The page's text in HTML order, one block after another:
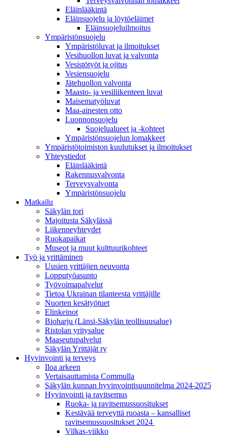
Eläinlääkintä
Eläinsuojelu ja löytöeläimet
Eläinsuojeluilmoitus
Ympäristönsuojelu
Ympäristöluvat ja ilmoitukset
Vesihuollon luvat ja valvonta
Vesistötyöt ja ojitus
Vesiensuojelu
Jätehuollon valvonta
Maasto- ja vesiliikenteen luvat
Maisematyöluvat
Maa-ainesten otto
Luonnonsuojelu
Suojelualueet ja -kohteet
Ympäristönsuojelun lomakkeet
Ympäristötoimiston kuulutukset ja ilmoitukset
Yhteystiedot
Eläinlääkintä
Rakennusvalvonta
Terveysvalvonta
Ympäristönsuojelu
Mat­kailu
Säkylän tori
Majoitusta Säkylässä
Liikenneyhteydet
Ruokapaikat
Museot ja muut kulttuurikohteet
Työ ja yrittä­minen
Uusien yrittäjien neuvonta
Lopputyöasunto
Työvoimapalvelut
Tietoa Ukrainan tilanteesta yrittäjille
Nuorten kesätyötuet
Elinkeinot
Bioharju (Länsi-Säkylän teollisuusalue)
Ristolan yritysalue
Maaseutupalvelut
Säkylän Yrittäjät ry
Hyvinvointi ja terveys
Iloa arkeen
Vertaisauttamista Commulla
Säkylän kunnan hyvinvointisuunnitelma 2024-2025
Hyvinvointi ja ravitsemus
Ruoka- ja ravitsemussuositukset
Kestävää terveyttä ruoasta – kansalliset
ravitsemussuositukset 2024
Vilkas-viikko